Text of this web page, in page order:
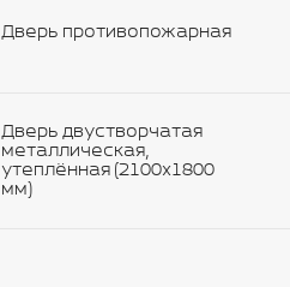
Дверь противопожарная
Дверь двустворчатая
металлическая,
утеплённая (2100х1800
мм)